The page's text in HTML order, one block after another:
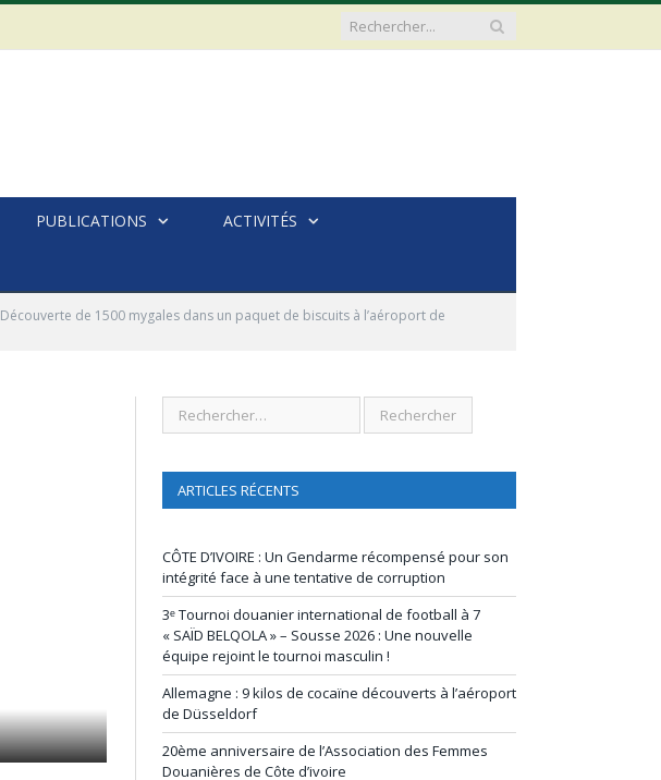
PUBLICATIONS ACTIVITÉS
Découverte de 1500 mygales dans un paquet de biscuits à l’aéroport de
ARTICLES RÉCENTS
CÔTE D’IVOIRE : Un Gendarme récompensé pour son
intégrité face à une tentative de corruption
3ᵉ Tournoi douanier international de football à 7
« SAÏD BELQOLA » – Sousse 2026 : Une nouvelle
équipe rejoint le tournoi masculin !
Allemagne : 9 kilos de cocaïne découverts à l’aéroport
de Düsseldorf
20ème anniversaire de l’Association des Femmes
Douanières de Côte d’ivoire